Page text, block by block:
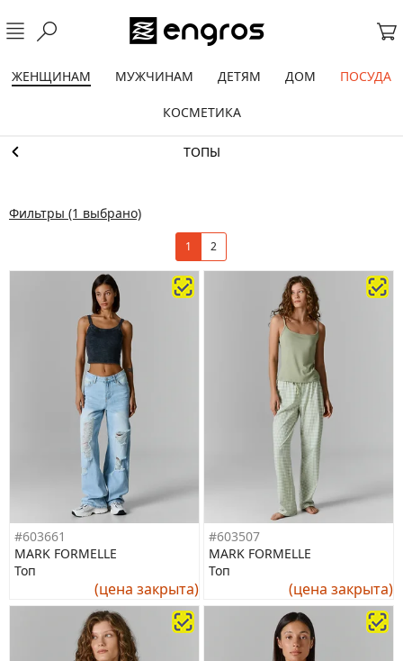
ЖЕНЩИНАМ МУЖЧИНАМ ДЕТЯМ ДОМ ПОСУДА
КОСМЕТИКА
ТОПЫ
Фильтры (1 выбрано)
1 2
#603661
MARK FORMELLE
Топ
(цена закрыта)
#603507
MARK FORMELLE
Топ
(цена закрыта)